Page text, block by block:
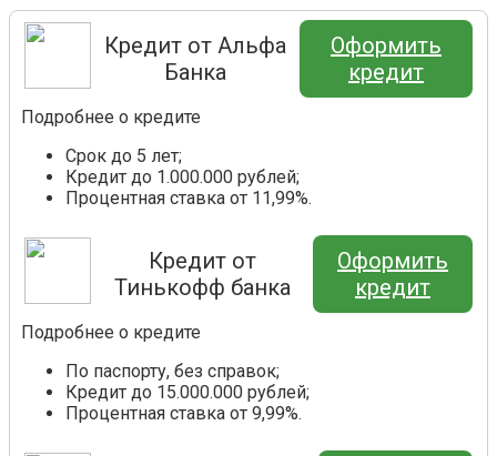
Кредит от Альфа
Банка
Оформить
кредит
Подробнее о кредите
Срок до 5 лет;
Кредит до 1.000.000 рублей;
Процентная ставка от 11,99%.
Кредит от
Тинькофф банка
Оформить
кредит
Подробнее о кредите
По паспорту, без справок;
Кредит до 15.000.000 рублей;
Процентная ставка от 9,99%.